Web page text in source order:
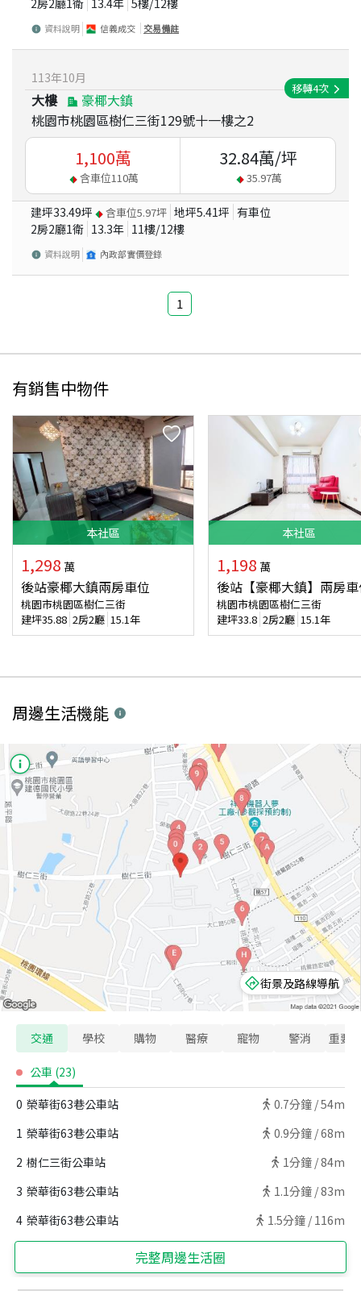
2房2廳1衛 13.4年 5樓/12樓
資料說明 信義成交 交易備註
113年10月
大樓
豪椰大鎮
桃園市桃園區樹仁三街129號十一樓之2
移轉4次
1,100萬
含車位110萬
32.84萬/坪
35.97萬
建坪33.49坪 含車位5.97坪 地坪5.41坪 有車位
2房2廳1衛 13.3年 11樓/12樓
資料說明 內政部實價登錄
1
有銷售中物件
本社區
1,298 萬
後站豪椰大鎮兩房車位
桃園市桃園區樹仁三街
建坪35.88 2房2廳 15.1年
本社區
1,198 萬
後站【豪椰大鎮】兩房
桃園市桃園區樹仁三街
建坪33.8 2房2廳 15.1年
周邊生活機能
街景及路線導航
交通 學校 購物 醫療 寵物 警消 重要
公車 (23)
0 榮華街63巷公車站 0.7分鐘 /54m
1 榮華街63巷公車站 0.9分鐘 /68m
2 樹仁三街公車站 1分鐘 /84m
3 榮華街63巷公車站 1.1分鐘 /83m
4 榮華街63巷公車站 1.5分鐘 / 116m
完整周邊生活圈